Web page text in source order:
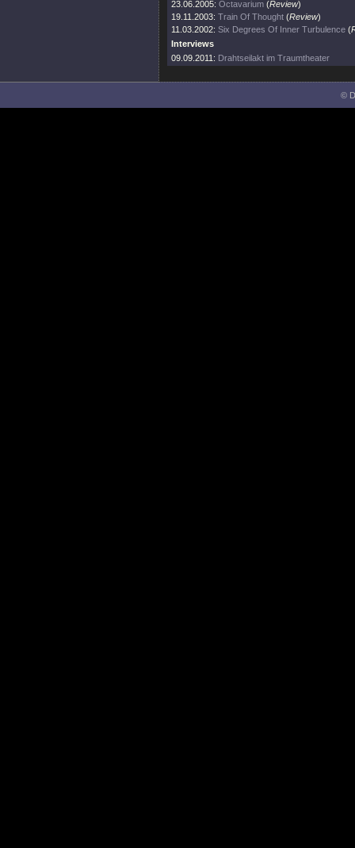
23.06.2005: Octavarium (Review)
19.11.2003: Train Of Thought (Review)
11.03.2002: Six Degrees Of Inner Turbulence (
Interviews
09.09.2011: Drahtseilakt im Traumtheater
©